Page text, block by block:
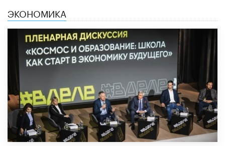
ЭКОНОМИКА